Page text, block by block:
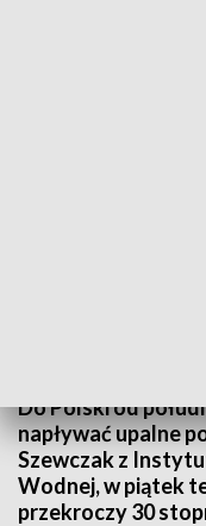
Do Polski od
napływać upalne
Szewczak z
Wodnej, w piątek
przekroczy 30